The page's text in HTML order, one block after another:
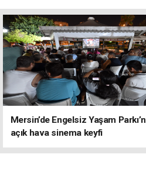
Mersin’de Engelsiz Yaşam
açık hava sinema keyfi